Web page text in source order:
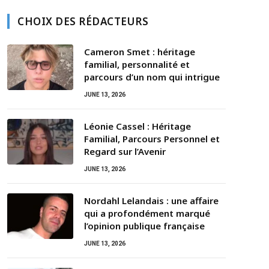
CHOIX DES RÉDACTEURS
Cameron Smet : héritage
familial, personnalité et
parcours d’un nom qui intrigue
JUNE 13, 2026
Léonie Cassel : Héritage
Familial, Parcours Personnel et
Regard sur l’Avenir
JUNE 13, 2026
Nordahl Lelandais : une affaire
qui a profondément marqué
l’opinion publique française
JUNE 13, 2026